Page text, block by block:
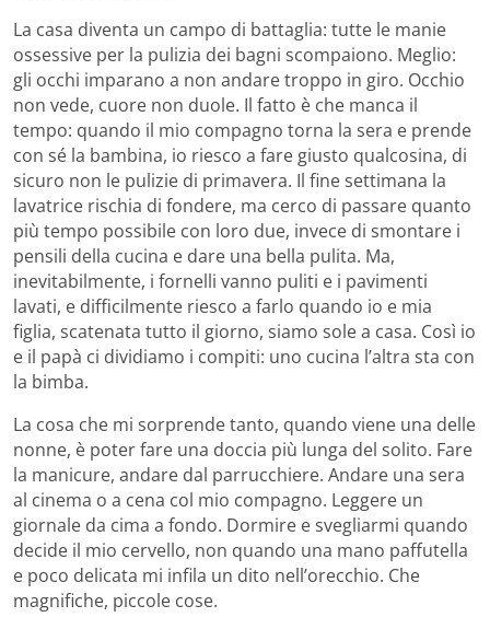
La casa diventa un campo di battaglia: tutte le manie
ossessive per la pulizia dei bagni scompaiono. Meglio:
gli occhi imparano a non andare troppo in giro. Occhio
non vede, cuore non duole. Il fatto è che manca il
tempo: quando il mio compagno torna la sera e prende
con sé la bambina, io riesco a fare giusto qualcosina, di
sicuro non le pulizie di primavera. Il fine settimana la
lavatrice rischia di fondere, ma cerco di passare quanto
più tempo possibile con loro due, invece di smontare i
pensili della cucina e dare una bella pulita. Ma,
inevitabilmente, i fornelli vanno puliti e i pavimenti
lavati, e difficilmente riesco a farlo quando io e mia
figlia, scatenata tutto il giorno, siamo sole a casa. Così io
e il papà ci dividiamo i compiti: uno cucina l’altra sta con
la bimba.
La cosa che mi sorprende tanto, quando viene una delle
nonne, è poter fare una doccia più lunga del solito. Fare
la manicure, andare dal parrucchiere. Andare una sera
al cinema o a cena col mio compagno. Leggere un
giornale da cima a fondo. Dormire e svegliarmi quando
decide il mio cervello, non quando una mano paffutella
e poco delicata mi infila un dito nell’orecchio. Che
magnifiche, piccole cose.